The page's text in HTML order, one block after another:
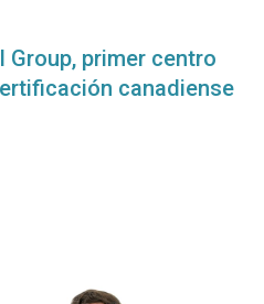
primer centro
canadiense